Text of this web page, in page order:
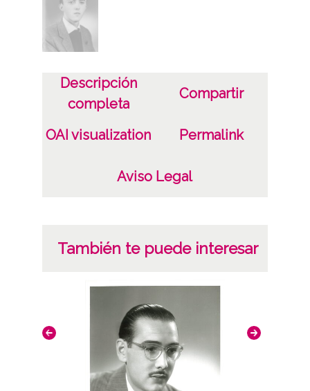
Descripción
completa
Compartir
OAI visualization Permalink
Aviso Legal
También te puede interesar